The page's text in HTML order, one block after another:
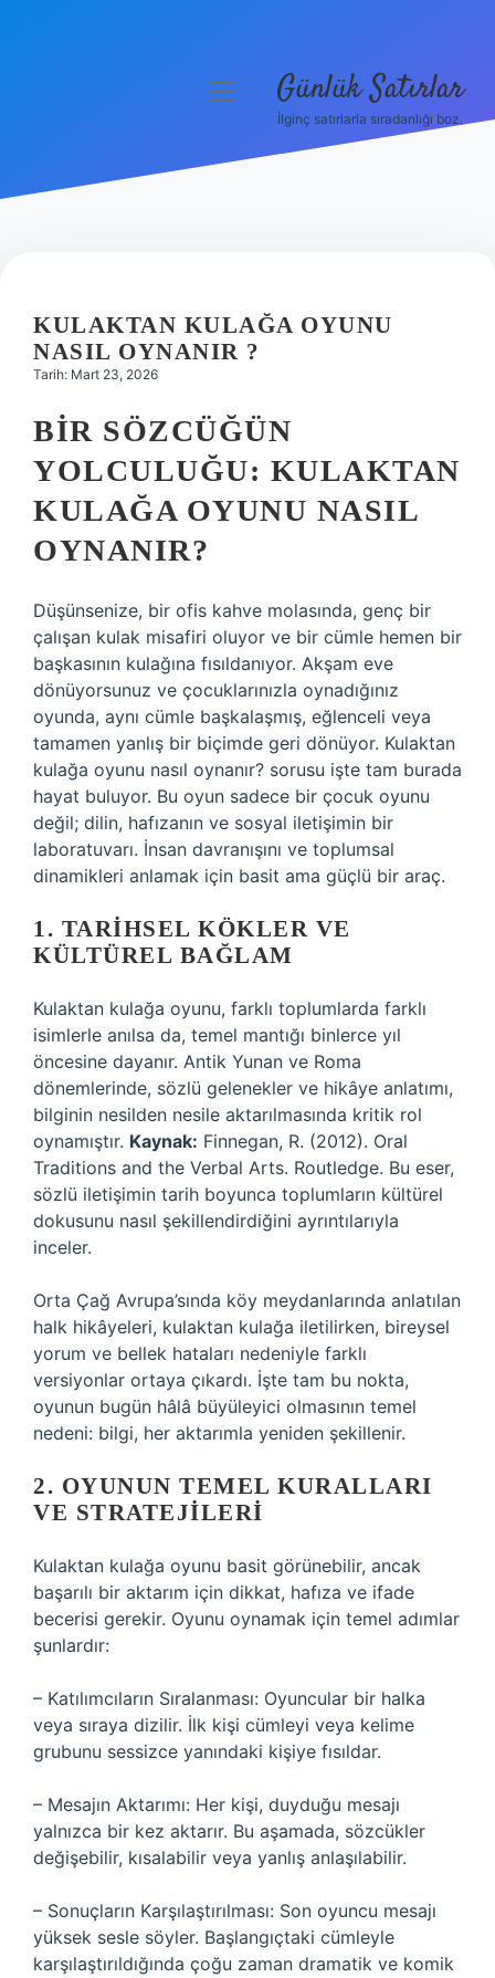
Hakkımızda
menüyü Günlük Satırlar
İlginç satırlarla sıradanlığı boz.
KULAKTAN KULAĞA OYUNU
NASIL OYNANIR ?
Tarih: Mart 23, 2026
BIR SÖZCÜĞÜN
YOLCULUĞU: KULAKTAN
KULAĞA OYUNU NASIL
OYNANIR?
Düşünsenize, bir ofis kahve molasında, genç bir
çalışan kulak misafiri oluyor ve bir cümle hemen bir
başkasının kulağına fısıldanıyor. Akşam eve
dönüyorsunuz ve çocuklarınızla oynadığınız
oyunda, aynı cümle başkalaşmış, eğlenceli veya
tamamen yanlış bir biçimde geri dönüyor. Kulaktan
kulağa oyunu nasıl oynanır? sorusu işte tam burada
hayat buluyor. Bu oyun sadece bir çocuk oyunu
değil; dilin, hafızanın ve sosyal iletişimin bir
laboratuvarı. İnsan davranışını ve toplumsal
dinamikleri anlamak için basit ama güçlü bir araç.
1. TARIHSEL KÖKLER VE
KÜLTÜREL BAĞLAM
Kulaktan kulağa oyunu, farklı toplumlarda farklı
isimlerle anılsa da, temel mantığı binlerce yıl
öncesine dayanır. Antik Yunan ve Roma
dönemlerinde, sözlü gelenekler ve hikâye anlatımı,
bilginin nesilden nesile aktarılmasında kritik rol
oynamıştır. Kaynak: Finnegan, R. (2012). Oral
Traditions and the Verbal Arts. Routledge. Bu eser,
sözlü iletişimin tarih boyunca toplumların kültürel
dokusunu nasıl şekillendirdiğini ayrıntılarıyla
inceler.
Orta Çağ Avrupa’sında köy meydanlarında anlatılan
halk hikâyeleri, kulaktan kulağa iletilirken, bireysel
yorum ve bellek hataları nedeniyle farklı
versiyonlar ortaya çıkardı. İşte tam bu nokta,
oyunun bugün hâlâ büyüleyici olmasının temel
nedeni: bilgi, her aktarımla yeniden şekillenir.
2. OYUNUN TEMEL KURALLARI
VE STRATEJILERI
Kulaktan kulağa oyunu basit görünebilir, ancak
başarılı bir aktarım için dikkat, hafıza ve ifade
becerisi gerekir. Oyunu oynamak için temel adımlar
şunlardır:
– Katılımcıların Sıralanması: Oyuncular bir halka
veya sıraya dizilir. İlk kişi cümleyi veya kelime
grubunu sessizce yanındaki kişiye fısıldar.
– Mesajın Aktarımı: Her kişi, duyduğu mesajı
yalnızca bir kez aktarır. Bu aşamada, sözcükler
değişebilir, kısalabilir veya yanlış anlaşılabilir.
– Sonuçların Karşılaştırılması: Son oyuncu mesajı
yüksek sesle söyler. Başlangıçtaki cümleyle
karşılaştırıldığında çoğu zaman dramatik ve komik